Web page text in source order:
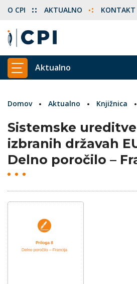
O CPI AKTUALNO KONTAKT
PRIKAŽI GLAVNI MENI
Aktualno
Domov Aktualno Knjižnica
Sistemske ureditve
izbranih državah
Delno poročilo –